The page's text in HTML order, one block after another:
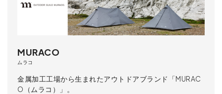
MURACO
ムラコ
金属加工工場から生まれたアウトドアブランド「MURAC
O（ムラコ）」。